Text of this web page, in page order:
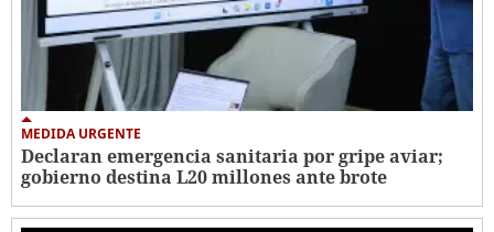
MEDIDA URGENTE
Declaran emergencia sanitaria por gripe aviar;
gobierno destina L20 millones ante brote